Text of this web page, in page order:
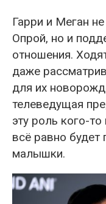
Гарри и Меган
Опрой, но и
отношения.
даже
для их
телеведущая
эту роль кого-
всё равно будет
малышки.